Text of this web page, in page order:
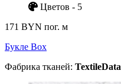
Цветов - 5
171 BYN пог. м
Букле Box
Фабрика тканей: TextileData